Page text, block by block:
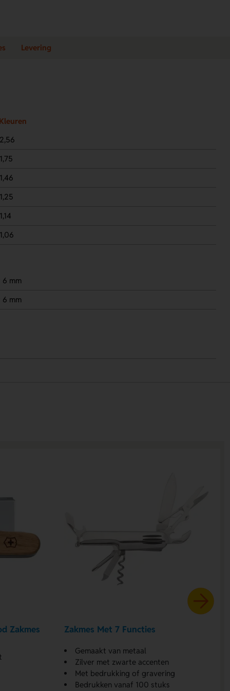
Levering
6 mm
6 mm
Zakmes Zakmes Met 7 Functies
Gemaakt van metaal
Zilver met zwarte accenten
Met bedrukking of gravering
Bedrukken vanaf 100 stuks